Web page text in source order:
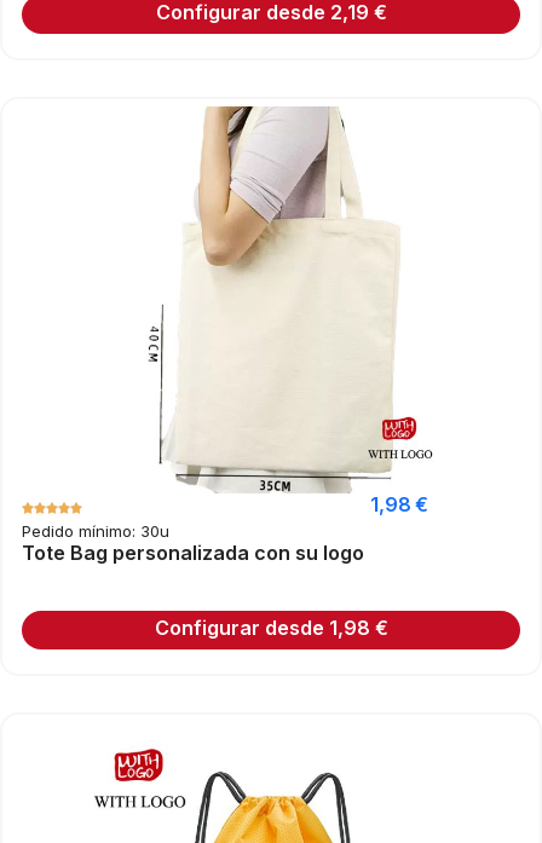
Configurar desde 2,19 €
Pedido mínimo: 30u
Tote Bag personalizada con su logo
1,98€
Configurar desde 1,98 €